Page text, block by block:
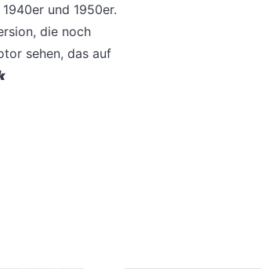
und 1950er.
die noch
sehen, das auf